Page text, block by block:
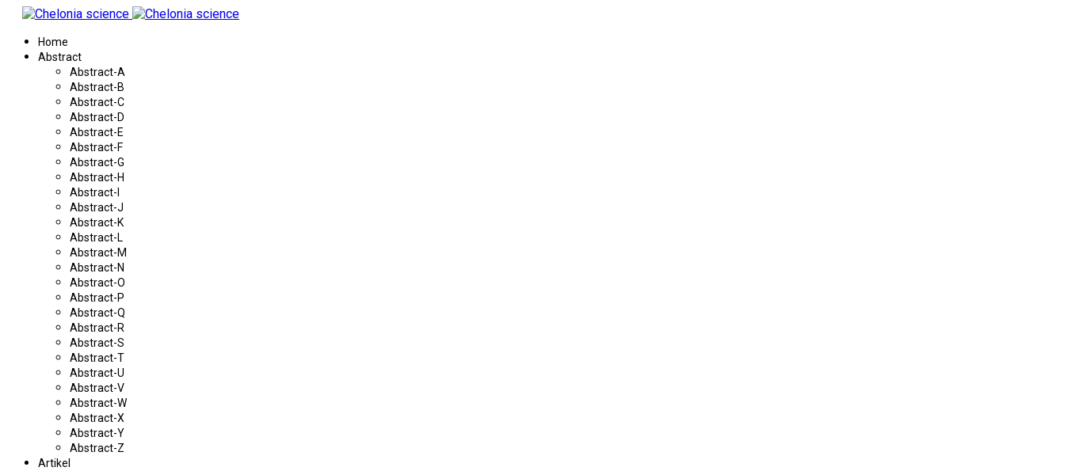
Home
Abstract
Abstract-A
Abstract-B
Abstract-C
Abstract-D
Abstract-E
Abstract-F
Abstract-G
Abstract-H
Abstract-I
Abstract-J
Abstract-K
Abstract-L
Abstract-M
Abstract-N
Abstract-O
Abstract-P
Abstract-Q
Abstract-R
Abstract-S
Abstract-T
Abstract-U
Abstract-V
Abstract-W
Abstract-X
Abstract-Y
Abstract-Z
Artikel